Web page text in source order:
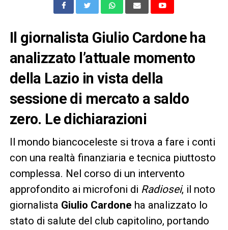
Il giornalista Giulio Cardone ha
analizzato l’attuale momento
della Lazio in vista della
sessione di mercato a saldo
zero. Le dichiarazioni
Il mondo biancoceleste si trova a fare i conti
con una realtà finanziaria e tecnica piuttosto
complessa. Nel corso di un intervento
approfondito ai microfoni di Radiosei, il noto
giornalista Giulio Cardone ha analizzato lo
stato di salute del club capitolino, portando